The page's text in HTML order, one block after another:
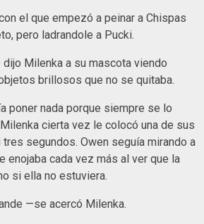
el que empezó a peinar a Chispas
pero ladrandole a Pucki.
Milenka a su mascota viendo
brillosos que no se quitaba.
poner nada porque siempre se lo
cierta vez le colocó una de sus
segundos. Owen seguía mirando a
enojaba cada vez más al ver que la
si ella no estuviera.
—se acercó Milenka.